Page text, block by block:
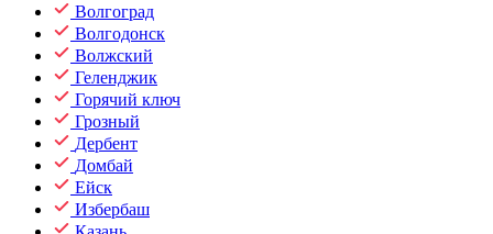
Волгоград
Волгодонск
Волжский
Геленджик
Горячий ключ
Грозный
Дербент
Домбай
Ейск
Избербаш